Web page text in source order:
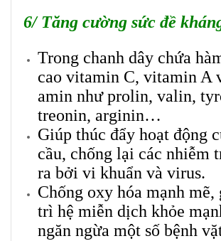
6/ Tăng cường sức đề
Trong chanh dây chứa
cao vitamin C, vitamin A
amin như prolin, valin,
treonin, arginin…
Giúp thúc đẩy hoạt động
cầu, chống lại các nhiễm
ra bởi vi khuẩn và virus.
Chống oxy hóa mạnh mẽ,
trì hệ miễn dịch khỏe
ngăn ngừa một số bệnh